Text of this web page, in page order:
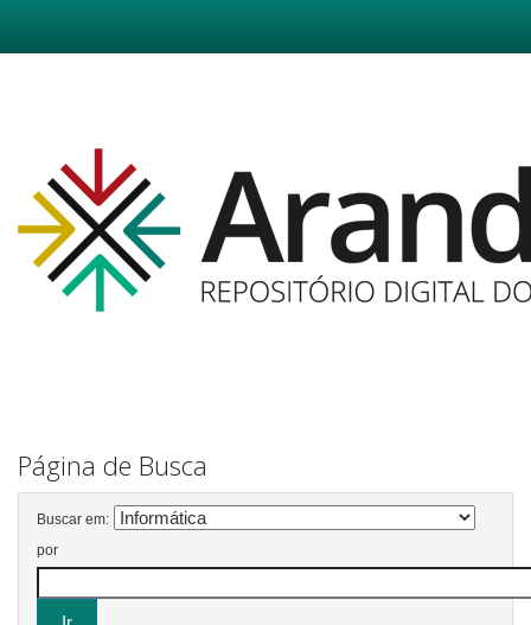
Página de Busca
Buscar em:
por